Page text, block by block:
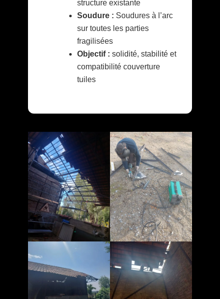
structure existante
Soudure : Soudures à l’arc
sur toutes les parties
fragilisées
Objectif : solidité, stabilité et
compatibilité couverture
tuiles